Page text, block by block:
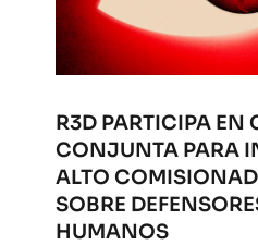
R3D PARTICIPA
CONJUNTA PARA
ALTO
SOBRE
HUMANOS